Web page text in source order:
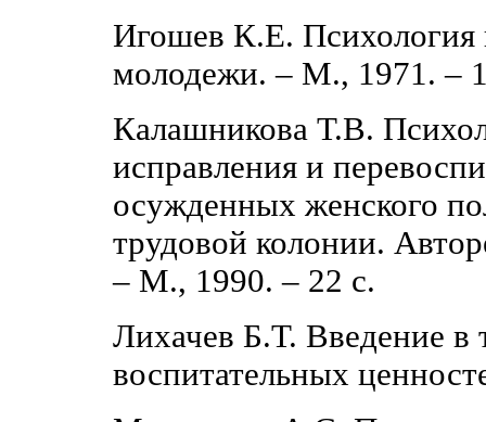
Игошев К.Е. Психология
молодежи. ‒ М., 1971. ‒
Калашникова Т.В.
исправления и
осужденных женского
трудовой колонии.
‒ М., 1990. ‒ 22 с.
Лихачев Б.Т. Введение
воспитательных